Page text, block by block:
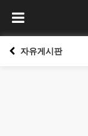
자유게시판